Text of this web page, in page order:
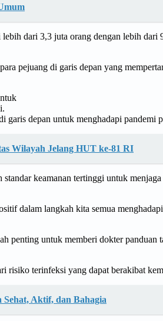
dari 3,3 juta orang dengan lebih
pejuang di garis depan yang
garis depan untuk menghadapi pandemi
Wilayah Jelang HUT ke-81 RI
keamanan tertinggi untuk
dalam langkah kita semua
penting untuk memberi dokter panduan
risiko terinfeksi yang dapat berakibat
Aktif, dan Bahagia